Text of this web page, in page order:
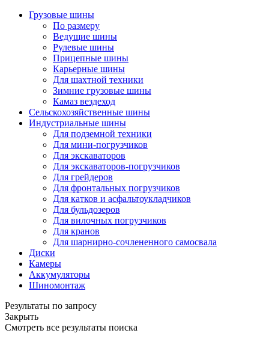
Грузовые шины
По размеру
Ведущие шины
Рулевые шины
Прицепные шины
Карьерные шины
Для шахтной техники
Зимние грузовые шины
Камаз вездеход
Сельскохозяйственные шины
Индустриальные шины
Для подземной техники
Для мини-погрузчиков
Для экскаваторов
Для экскаваторов-погрузчиков
Для грейдеров
Для фронтальных погрузчиков
Для катков и асфальтоукладчиков
Для бульдозеров
Для вилочных погрузчиков
Для кранов
Для шарнирно-сочлененного самосвала
Диски
Камеры
Аккумуляторы
Шиномонтаж
Результаты по запросу
Закрыть
Смотреть все результаты поиска